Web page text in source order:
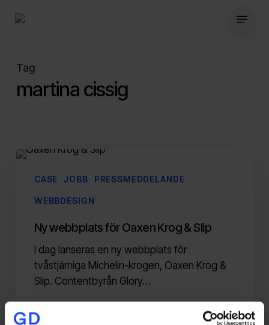
Tag
martina cissig
Ny
Oaxen
CASE JOBB PRESSMEDDELANDE
WEBBDESIGN
Ny webbplats för Oaxen Krog & Slip
I dag lanseras en ny webbplats för
tvåstjärniga Michelin-krogen, Oaxen Krog &
Slip. Contentbyrån Glory…